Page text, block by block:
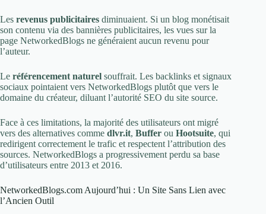
Les revenus publicitaires diminuaient. Si un blog monétisait
son contenu via des bannières publicitaires, les vues sur la
page NetworkedBlogs ne généraient aucun revenu pour
l’auteur.
Le référencement naturel souffrait. Les backlinks et signaux
sociaux pointaient vers NetworkedBlogs plutôt que vers le
domaine du créateur, diluant l’autorité SEO du site source.
Face à ces limitations, la majorité des utilisateurs ont migré
vers des alternatives comme dlvr.it, Buffer ou Hootsuite, qui
redirigent correctement le trafic et respectent l’attribution des
sources. NetworkedBlogs a progressivement perdu sa base
d’utilisateurs entre 2013 et 2016.
NetworkedBlogs.com Aujourd’hui : Un Site Sans Lien avec
l’Ancien Outil